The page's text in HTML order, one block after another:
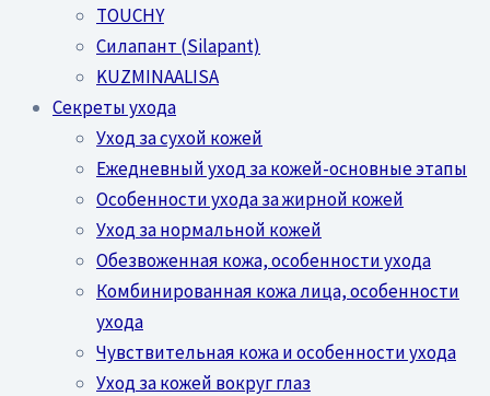
TOUCHY
Силапант (Silapant)
KUZMINAALISA
Секреты ухода
Уход за сухой кожей
Ежедневный уход за кожей-основные этапы
Особенности ухода за жирной кожей
Уход за нормальной кожей
Обезвоженная кожа, особенности ухода
Комбинированная кожа лица, особенности
ухода
Чувствительная кожа и особенности ухода
Уход за кожей вокруг глаз